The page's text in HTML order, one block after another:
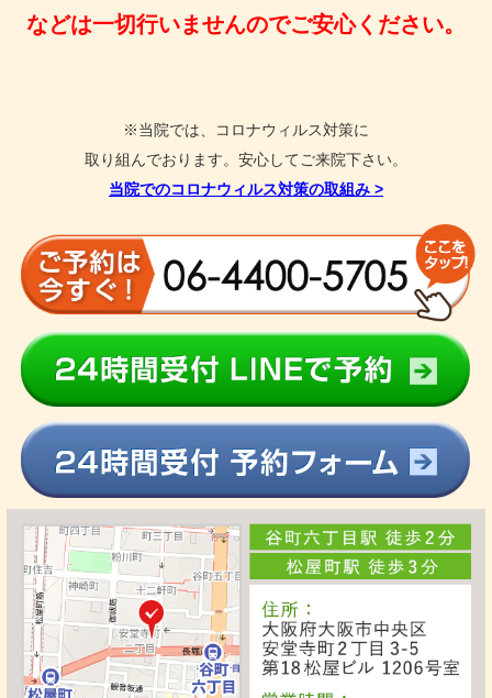
などは一切行いませんのでご安心ください。
※当院では、コロナウィルス対策に
取り組んでおります。安心してご来院下さい。
当院でのコロナウィルス対策の取組み >